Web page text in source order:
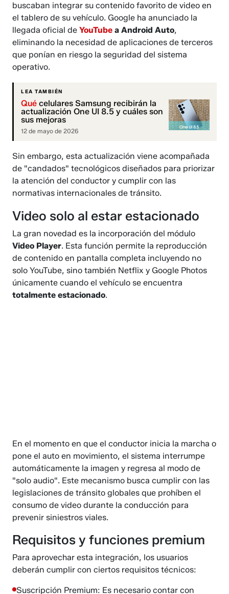
buscaban integrar su contenido favorito de video en
el tablero de su vehículo. Google ha anunciado la
llegada oficial deYouTubea Android Auto,
eliminando la necesidad de aplicaciones de terceros
que ponían en riesgo la seguridad del sistema
operativo.
LEA TAMBIÉN
Qué celulares Samsung recibirán la
actualización One UI 8.5 y cuáles son
sus mejoras
12 de mayo de 2026
Sin embargo, esta actualización viene acompañada
de "candados" tecnológicos diseñados para priorizar
la atención del conductor y cumplir con las
normativas internacionales de tránsito.
Video solo al estar estacionado
La gran novedad es la incorporación del módulo
Video Player. Esta función permite la reproducción
de contenido en pantalla completa incluyendo no
solo YouTube, sino también Netflix y Google Photos
únicamente cuando el vehículo se encuentra
totalmente estacionado.
En el momento en que el conductor inicia la marcha o
pone el auto en movimiento, el sistema interrumpe
automáticamente la imagen y regresa al modo de
"solo audio". Este mecanismo busca cumplir con las
legislaciones de tránsito globales que prohíben el
consumo de video durante la conducción para
prevenir siniestros viales.
Requisitos y funciones premium
Para aprovechar esta integración, los usuarios
deberán cumplir con ciertos requisitos técnicos:
Suscripción Premium: Es necesario contar con